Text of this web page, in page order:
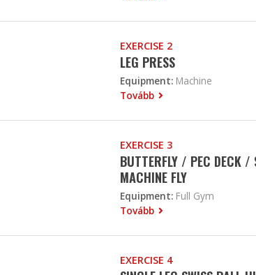
EXERCISE 2
LEG PRESS
Equipment: Machine
Tovább
EXERCISE 3
BUTTERFLY / PEC DECK /
MACHINE FLY
Equipment: Full Gym
Tovább
EXERCISE 4